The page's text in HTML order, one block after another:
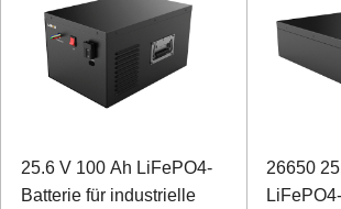
25.6 V 100 Ah LiFePO4-
Batterie für industrielle
26650